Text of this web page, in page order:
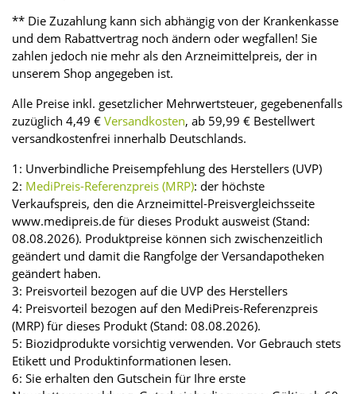
** Die Zuzahlung kann sich abhängig von der Krankenkasse
und dem Rabattvertrag noch ändern oder wegfallen! Sie
zahlen jedoch nie mehr als den Arzneimittelpreis, der in
unserem Shop angegeben ist.
Alle Preise inkl. gesetzlicher Mehrwertsteuer, gegebenenfalls
zuzüglich 4,49 € Versandkosten, ab 59,99 € Bestellwert
versandkostenfrei innerhalb Deutschlands.
1: Unverbindliche Preisempfehlung des Herstellers (UVP)
2: MediPreis-Referenzpreis (MRP): der höchste
Verkaufspreis, den die Arzneimittel-Preisvergleichsseite
www.medipreis.de für dieses Produkt ausweist (Stand:
08.08.2026). Produktpreise können sich zwischenzeitlich
geändert und damit die Rangfolge der Versandapotheken
geändert haben.
3: Preisvorteil bezogen auf die UVP des Herstellers
4: Preisvorteil bezogen auf den MediPreis-Referenzpreis
(MRP) für dieses Produkt (Stand: 08.08.2026).
5: Biozidprodukte vorsichtig verwenden. Vor Gebrauch stets
Etikett und Produktinformationen lesen.
6: Sie erhalten den Gutschein für Ihre erste